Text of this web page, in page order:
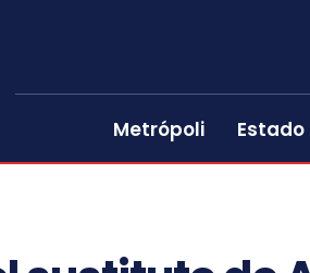
Metrópoli Estado